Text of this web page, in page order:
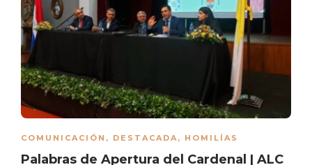
COMUNICACIÓN , DESTACADA, HOMILÍAS
Palabras de Apertura del Cardenal | ALC